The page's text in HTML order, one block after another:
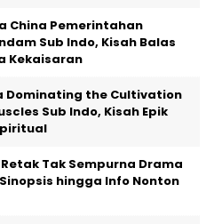
China Pemerintahan
Sub Indo, Kisah Balas
Kekaisaran
Dominating the Cultivation
Sub Indo, Kisah Epik
Tak Sempurna Drama
hingga Info Nonton